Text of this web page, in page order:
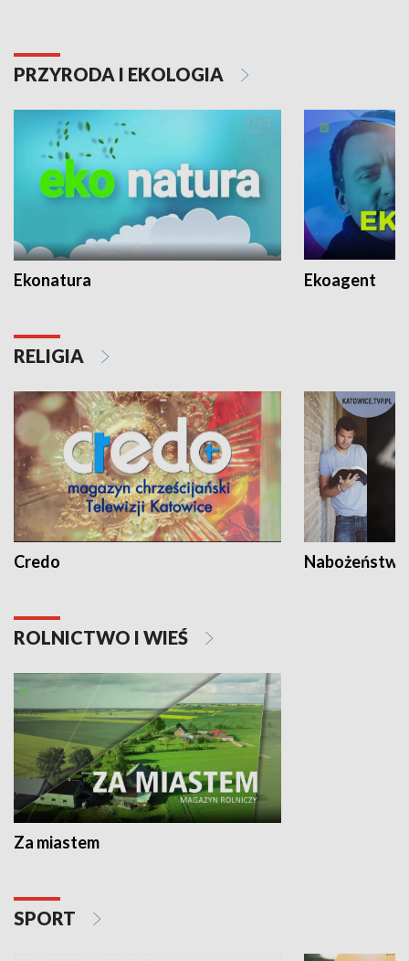
PRZYRODA I EKOLOGIA
Ekonatura Ekoagent
RELIGIA
Credo
ROLNICTWO I WIEŚ
Za miastem
SPORT